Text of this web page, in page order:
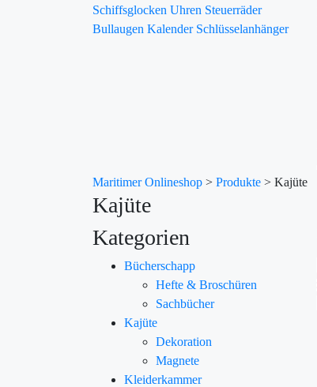
Schiffsglocken Uhren Steuerräder
Bullaugen Kalender Schlüsselanhänger
Maritimer Onlineshop > Produkte > Kajüte
Kajüte
Kategorien
Bücherschapp
Hefte & Broschüren
Sachbücher
Kajüte
Dekoration
Magnete
Kleiderkammer